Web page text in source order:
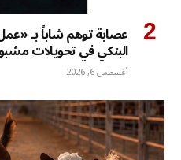
عصابة توهم شاباً بـ
البنكي في تحويلات
أغسطس 6, 2026